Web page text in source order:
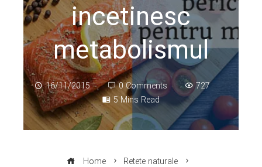
incetinesc
metabolismul
16/11/2015 0 Comments
727
5 Mins Read
Home
Retete naturale